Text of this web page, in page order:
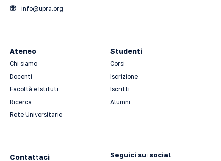
info@upra.org
Ateneo
Chi siamo
Docenti
Facoltà e Istituti
Ricerca
Rete Universitarie
Studenti
Corsi
Iscrizione
Iscritti
Alumni
Contattaci Seguici sui social